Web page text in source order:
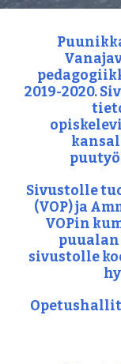
2019-2020.
Sivustolle
(VOP) ja
VOPin
sivustolle